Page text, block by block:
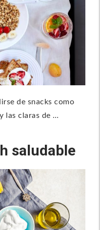
de snacks como
las claras de …
saludable